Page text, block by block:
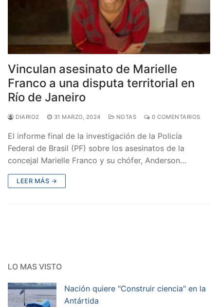
Vinculan asesinato de Marielle
Franco a una disputa territorial en
Río de Janeiro
DIARIO2 31 MARZO, 2024 NOTAS 0 COMENTARIOS
El informe final de la investigación de la Policía
Federal de Brasil (PF) sobre los asesinatos de la
concejal Marielle Franco y su chófer, Anderson…
LEER MÁS →
LO MAS VISTO
Nación quiere "Construir ciencia" en la
Antártida